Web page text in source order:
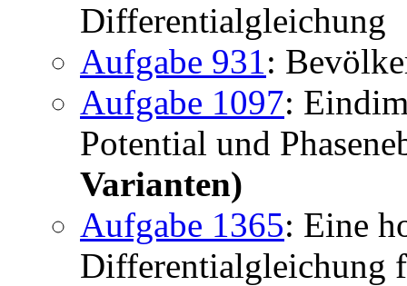
Differentialgleichung
Aufgabe 931:
Aufgabe 1097:
Potential und
Varianten)
Aufgabe 1365: Eine
Differentialgleichung